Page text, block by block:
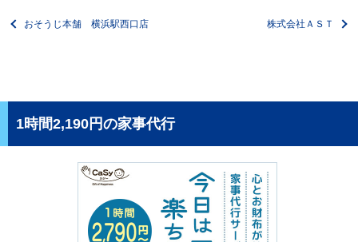
おそうじ本舗 横浜駅西口店 株式会社ＡＳＴ
1時間2,190円の家事代行